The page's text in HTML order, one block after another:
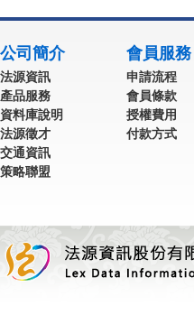
公司簡介
法源資訊
產品服務
資料庫說明
法源徵才
交通資訊
策略聯盟
會員服務
申請流程
會員條款
授權費用
付款方式